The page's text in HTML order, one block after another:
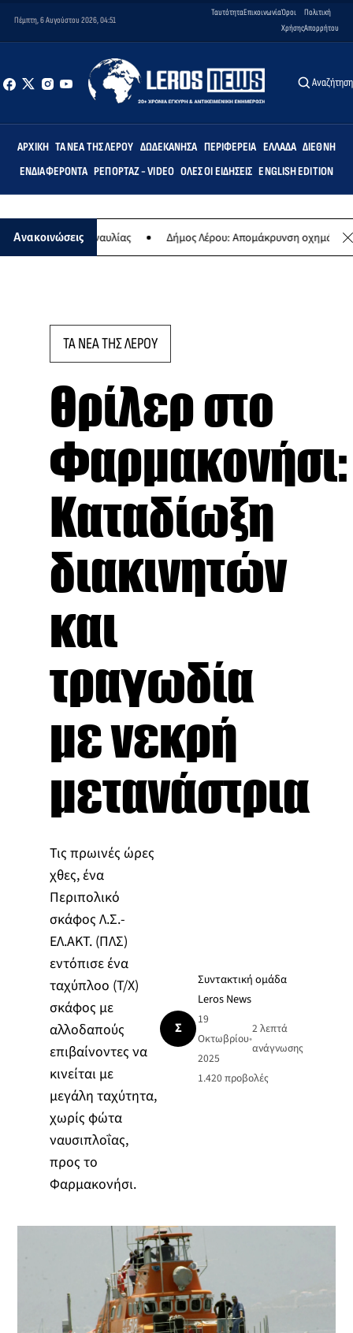
Πέμπτη, 6 Αυγούστου 2026, 04:51
ΤαυτότηταΕπικοινωνίαΌροι
Χρήσης
Πολιτική
Απορρήτου
Αναζήτηση
ΑΡΧΙΚΉ ΤΑ ΝΈΑ ΤΗΣ ΛΈΡΟΥ ΔΩΔΕΚΆΝΗΣΑ ΠΕΡΙΦΈΡΕΙΑ ΕΛΛΆΔΑ ΔΙΕΘΝΉ
ΕΝΔΙΑΦΈΡΟΝΤΑ ΡΕΠΟΡΤΆΖ - VIDEO ΌΛΕΣ ΟΙ ΕΙΔΉΣΕΙΣ ENGLISH EDITION
Ανακοινώσεις
ετήσιας συναυλίας Δήμος Λέρου: Απομάκρυνση οχημάτων
ΤΑ ΝΕΑ ΤΗΣ ΛΕΡΟΥ
Θρίλερ στο
Φαρμακονήσι:
Καταδίωξη
διακινητών
και
τραγωδία
με νεκρή
μετανάστρια
Τις πρωινές ώρες
χθες, ένα
Περιπολικό
σκάφος Λ.Σ.-
ΕΛ.ΑΚΤ. (ΠΛΣ)
εντόπισε ένα
ταχύπλοο (Τ/Χ)
σκάφος με
αλλοδαπούς
επιβαίνοντες να
κινείται με
μεγάλη ταχύτητα,
χωρίς φώτα
ναυσιπλοΐας,
προς το
Φαρμακονήσι.
Σ
Συντακτική ομάδα
Leros News
19
Οκτωβρίου
2025
•
2 λεπτά
ανάγνωσης
1.420προβολές